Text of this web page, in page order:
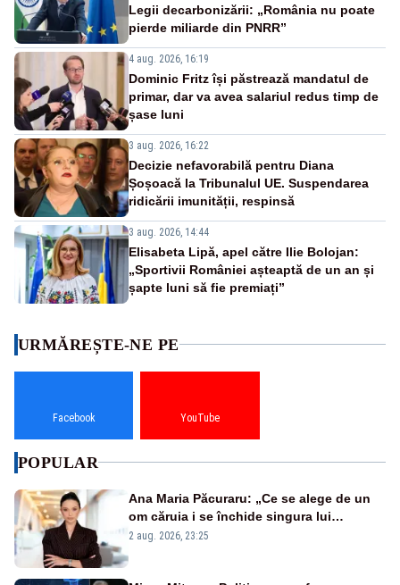
Legii decarbonizării: „România nu poate
pierde miliarde din PNRR”
4 aug. 2026, 16:19
Dominic Fritz își păstrează mandatul de
primar, dar va avea salariul redus timp de
șase luni
3 aug. 2026, 16:22
Decizie nefavorabilă pentru Diana
Șoșoacă la Tribunalul UE. Suspendarea
ridicării imunității, respinsă
3 aug. 2026, 14:44
Elisabeta Lipă, apel către Ilie Bolojan:
„Sportivii României așteaptă de un an și
șapte luni să fie premiați”
URMĂREȘTE-NE PE
Facebook YouTube
POPULAR
Ana Maria Păcuraru: „Ce se alege de un
om căruia i se închide singura lui
portiță?”
2 aug. 2026, 23:25